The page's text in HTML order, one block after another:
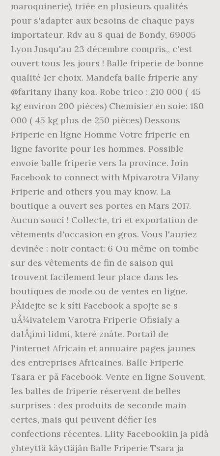
maroquinerie), triée en plusieurs qualités
pour s'adapter aux besoins de chaque pays
importateur. Rdv au 8 quai de Bondy, 69005
Lyon Jusqu'au 23 décembre compris,, c'est
ouvert tous les jours ! Balle friperie de bonne
qualité 1er choix. Mandefa balle friperie any
@faritany ihany koa. Robe trico : 210 000 ( 45
kg environ 200 pièces) Chemisier en soie: 180
000 ( 45 kg plus de 250 pièces) Dessous
Friperie en ligne Homme Votre friperie en
ligne favorite pour les hommes. Possible
envoie balle friperie vers la province. Join
Facebook to connect with Mpivarotra Vilany
Friperie and others you may know. La
boutique a ouvert ses portes en Mars 2017.
Aucun souci ! Collecte, tri et exportation de
vêtements d'occasion en gros. Vous l'auriez
devinée : noir contact: 6 Ou même on tombe
sur des vêtements de fin de saison qui
trouvent facilement leur place dans les
boutiques de mode ou de ventes en ligne.
PÅidejte se k síti Facebook a spojte se s
uÅ¾ivatelem Varotra Friperie Ofisialy a
dalÅ¡ími lidmi, které znáte. Portail de
l'internet Africain et annuaire pages jaunes
des entreprises Africaines. Balle Friperie
Tsara er på Facebook. Vente en ligne Souvent,
les balles de friperie réservent de belles
surprises : des produits de seconde main
certes, mais qui peuvent défier les
confections récentes. Liity Facebookiin ja pidä
yhteyttä käyttäjän Balle Friperie Tsara ja